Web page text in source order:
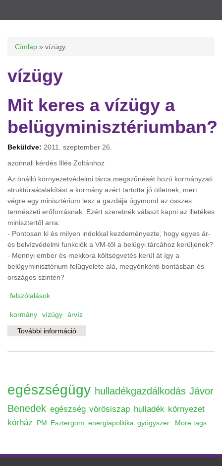
Jelenlegi hely
Címlap » vízügy
vízügy
Mit keres a vízügy a
belügyminisztériumban?
Beküldve: 2011. szeptember 26.
azonnali kérdés Illés Zoltánhoz
Az önálló környezetvédelmi tárca megszűnését hozó kormányzati
struktúraátalakítást a kormány azért tartotta jó ötletnek, mert
végre egy minisztérium lesz a gazdája úgymond az összes
természeti erőforrásnak. Ezért szeretnék választ kapni az illetékes
minisztertől arra:
- Pontosan ki és milyen indokkal kezdeményezte, hogy egyes ár-
és belvízvédelmi funkciók a VM-től a belügyi tárcához kerüljenek?
- Mennyi ember és mekkora költségvetés kerül át így a
belügyminisztérium felügyelete alá, megyénkénti bontásban és
országos szinten?
felszólalások
kormány vízügy árvíz
További információ
egészségügy hulladékgazdálkodás Jávor
Benedek egészség vörösiszap hulladék környezet
kórház
PM Esztergom energiapolitika gyógyszer More tags